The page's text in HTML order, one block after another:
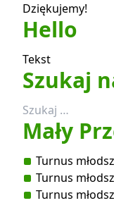
Dziękujemy!
Hello
Tekst
Szukaj
Szukaj:
Mały
Turnus
Turnus
Turnus